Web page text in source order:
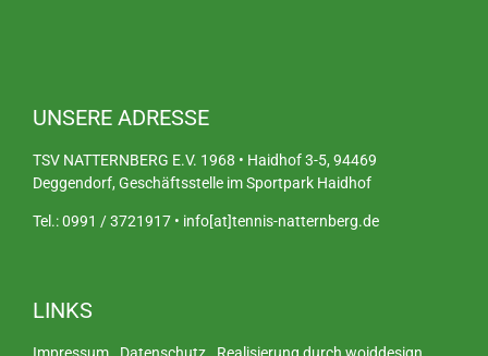
UNSERE ADRESSE
TSV NATTERNBERG E.V. 1968 • Haidhof 3-5, 94469
Deggendorf, Geschäftsstelle im Sportpark Haidhof
Tel.: 0991 / 3721917 • info[at]tennis-natternberg.de
LINKS